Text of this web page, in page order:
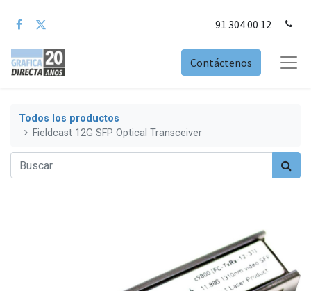
91 304 00 12
Contáctenos
Todos los productos
Fieldcast 12G SFP Optical Transceiver